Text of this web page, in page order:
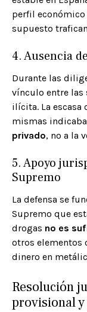
perfil económico
supuesto
4. Ausencia
Durante las
vínculo entre las
ilícita. La escasa
mismas
privado, no a la
5. Apoyo
Supremo
La defensa se
Supremo que
drogas no es
otros elementos
dinero en
Resolución
provisional y